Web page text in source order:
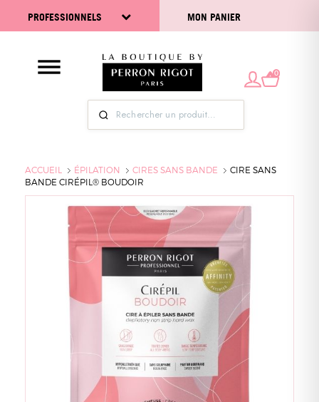
PROFESSIONNELS MON PANIER
0
ACCUEIL ÉPILATION CIRES SANS BANDE
CIRE SANS
BANDE CIRÉPIL® BOUDOIR